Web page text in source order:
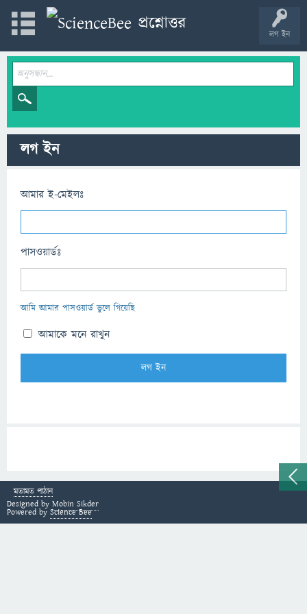
লগ ইন
লগ ইন
আমার ই-মেইলঃ
পাসওয়ার্ডঃ
আমি আমার পাসওয়ার্ড ভুলে গিয়েছি
আমাকে মনে রাখুন
মতামত পাঠান
Designed by Mobin Sikder
Powered by Science Bee